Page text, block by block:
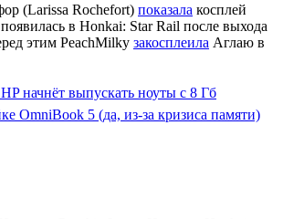
(Larissa Rochefort) показала косплей
в Honkai: Star Rail после выхода
этим PeachMilky закосплеила Аглаю в
начнёт выпускать ноуты с 8 Гб
OmniBook 5 (да, из-за кризиса памяти)